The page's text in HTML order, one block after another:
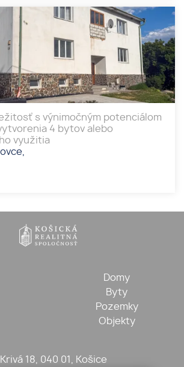
s výnimočným potenciálom
4 bytov alebo
využitia
Domy
Byty
Pozemky
Objekty
Krivá 18, 040 01, Košice